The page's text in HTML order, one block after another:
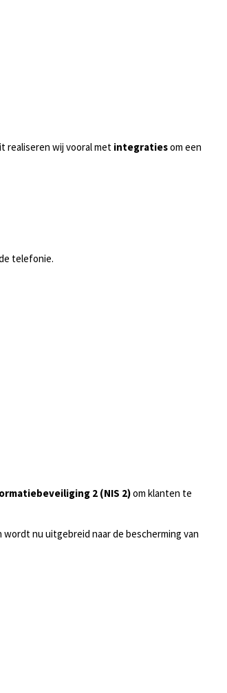
realiseren wij vooral met integratiesom een
telefonie.
2 (NIS 2)om klanten te
wordt nu uitgebreid naar de bescherming van